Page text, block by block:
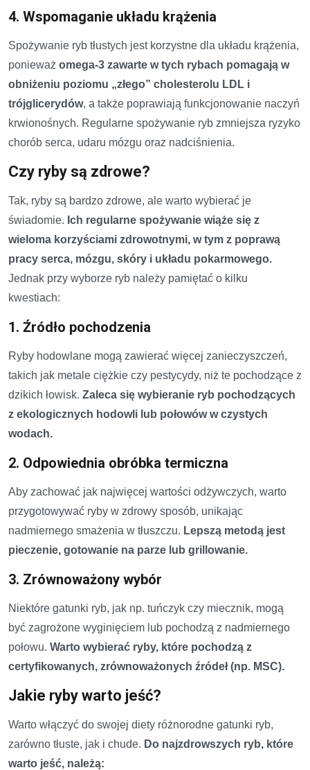
4. Wspomaganie układu krążenia
Spożywanie ryb tłustych jest korzystne dla układu krążenia,
ponieważ omega-3 zawarte w tych rybach pomagają w
obniżeniu poziomu „złego” cholesterolu LDL i
trójglicerydów, a także poprawiają funkcjonowanie naczyń
krwionośnych. Regularne spożywanie ryb zmniejsza ryzyko
chorób serca, udaru mózgu oraz nadciśnienia.
Czy ryby są zdrowe?
Tak, ryby są bardzo zdrowe, ale warto wybierać je
świadomie. Ich regularne spożywanie wiąże się z
wieloma korzyściami zdrowotnymi, w tym z poprawą
pracy serca, mózgu, skóry i układu pokarmowego.
Jednak przy wyborze ryb należy pamiętać o kilku
kwestiach:
1. Źródło pochodzenia
Ryby hodowlane mogą zawierać więcej zanieczyszczeń,
takich jak metale ciężkie czy pestycydy, niż te pochodzące z
dzikich łowisk. Zaleca się wybieranie ryb pochodzących
z ekologicznych hodowli lub połowów w czystych
wodach.
2. Odpowiednia obróbka termiczna
Aby zachować jak najwięcej wartości odżywczych, warto
przygotowywać ryby w zdrowy sposób, unikając
nadmiernego smażenia w tłuszczu. Lepszą metodą jest
pieczenie, gotowanie na parze lub grillowanie.
3. Zrównoważony wybór
Niektóre gatunki ryb, jak np. tuńczyk czy miecznik, mogą
być zagrożone wyginięciem lub pochodzą z nadmiernego
połowu. Warto wybierać ryby, które pochodzą z
certyfikowanych, zrównoważonych źródeł (np. MSC).
Jakie ryby warto jeść?
Warto włączyć do swojej diety różnorodne gatunki ryb,
zarówno tłuste, jak i chude. Do najzdrowszych ryb, które
warto jeść, należą: